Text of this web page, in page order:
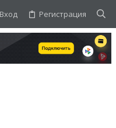
Вход Регистрация